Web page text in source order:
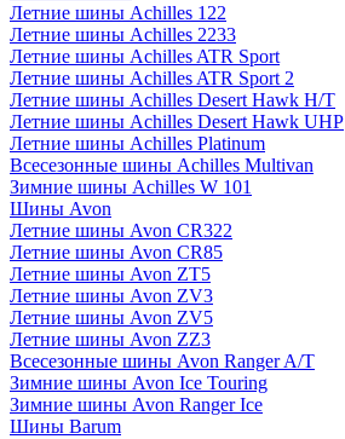
Летние шины Achilles 122
Летние шины Achilles 2233
Летние шины Achilles ATR Sport
Летние шины Achilles ATR Sport 2
Летние шины Achilles Desert Hawk H/T
Летние шины Achilles Desert Hawk UHP
Летние шины Achilles Platinum
Всесезонные шины Achilles Multivan
Зимние шины Achilles W 101
Шины Avon
Летние шины Avon CR322
Летние шины Avon CR85
Летние шины Avon ZT5
Летние шины Avon ZV3
Летние шины Avon ZV5
Летние шины Avon ZZ3
Всесезонные шины Avon Ranger A/T
Зимние шины Avon Ice Touring
Зимние шины Avon Ranger Ice
Шины Barum